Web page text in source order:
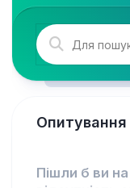
Опитування
Пішли б ви